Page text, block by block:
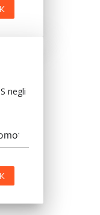
negli